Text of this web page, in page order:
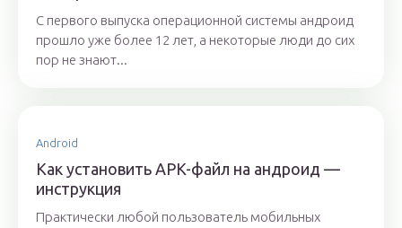
С первого выпуска операционной системы андроид
прошло уже более 12 лет, а некоторые люди до сих
пор не знают...
Android
Как установить APK-файл на андроид —
инструкция
Практически любой пользователь мобильных